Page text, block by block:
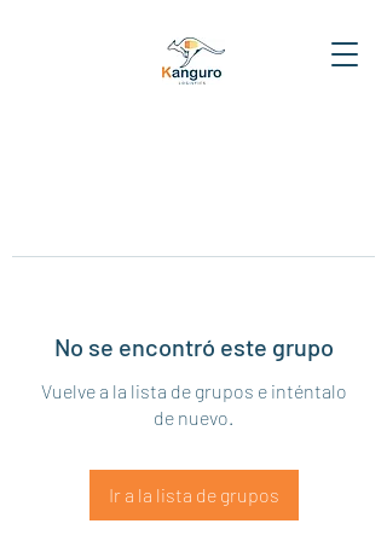
No se encontró este grupo
Vuelve a la lista de grupos e inténtalo
de nuevo.
Ir a la lista de grupos